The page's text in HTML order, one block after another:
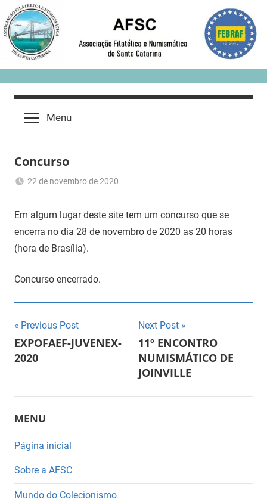
Skip
to
content
Menu
Concurso
22 de novembro de 2020
Trauer
categoria
Em algum lugar deste site tem um concurso que se
encerra no dia 28 de novembro de 2020 as 20 horas
(hora de Brasília).
Concurso encerrado.
Navegação
de
Previous Post
EXPOFAEF-JUVENEX-
2020
Next Post
11º ENCONTRO
NUMISMÁTICO DE
JOINVILLE
MENU
Página inicial
Sobre a AFSC
Mundo do Colecionismo